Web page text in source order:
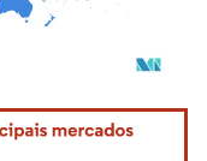
conforme CC BY 4.0.